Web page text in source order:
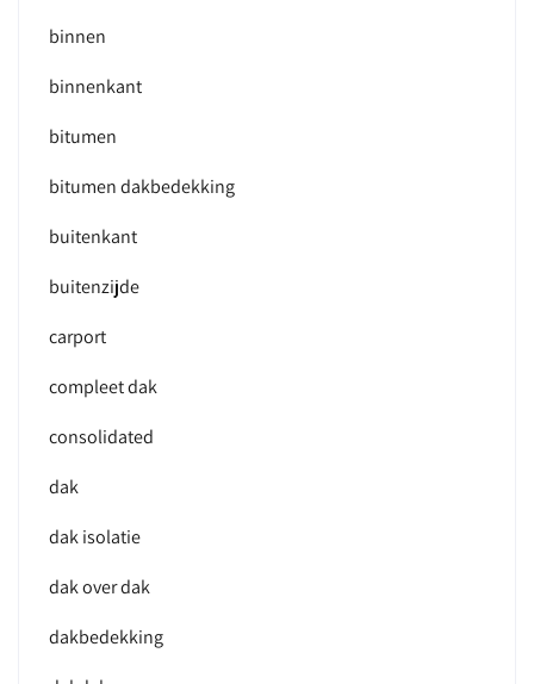
binnen
binnenkant
bitumen
bitumen dakbedekking
buitenkant
buitenzijde
carport
compleet dak
consolidated
dak
dak isolatie
dak over dak
dakbedekking